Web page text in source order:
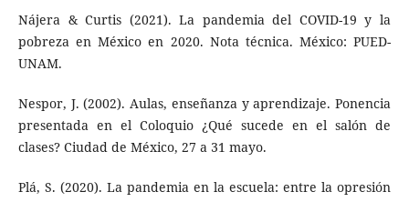
Nájera & Curtis (2021). La pandemia del COVID-19 y la
pobreza en México en 2020. Nota técnica. México: PUED-
UNAM.
Nespor, J. (2002). Aulas, enseñanza y aprendizaje. Ponencia
presentada en el Coloquio ¿Qué sucede en el salón de
clases? Ciudad de México, 27 a 31 mayo.
Plá, S. (2020). La pandemia en la escuela: entre la opresión